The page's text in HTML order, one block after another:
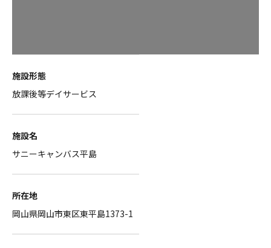
施設形態
放課後等デイサービス
施設名
サニーキャンバス平島
所在地
岡山県岡山市東区東平島1373-1